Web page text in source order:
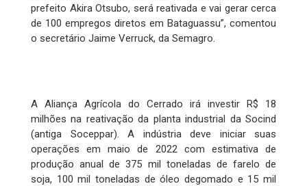
prefeito Akira Otsubo, será reativada e vai gerar cerca
de 100 empregos diretos em Bataguassu”, comentou
o secretário Jaime Verruck, da Semagro.
A Aliança Agrícola do Cerrado irá investir R$ 18
milhões na reativação da planta industrial da Socind
(antiga Soceppar). A indústria deve iniciar suas
operações em maio de 2022 com estimativa de
produção anual de 375 mil toneladas de farelo de
soja, 100 mil toneladas de óleo degomado e 15 mil